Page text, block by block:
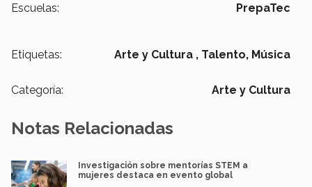
Escuelas: PrepaTec
Etiquetas: Arte y Cultura , Talento, Música
Categoría: Arte y Cultura
Notas Relacionadas
Investigación sobre mentorías STEM a
mujeres destaca en evento global